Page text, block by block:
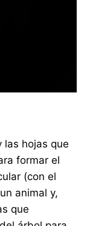
las hojas que
formar el
(con el
animal y,
que